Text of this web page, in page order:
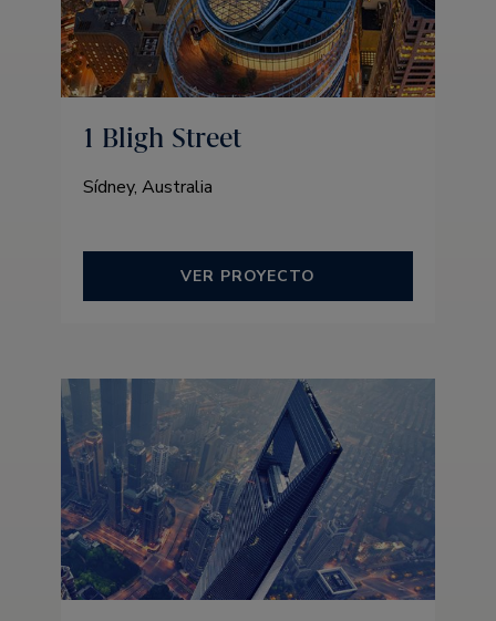
1 Bligh Street
Sídney, Australia
VER PROYECTO